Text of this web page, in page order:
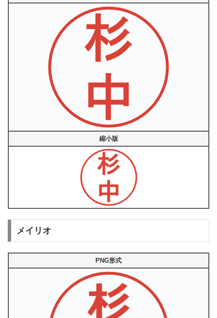
縮小版
メイリオ
PNG形式